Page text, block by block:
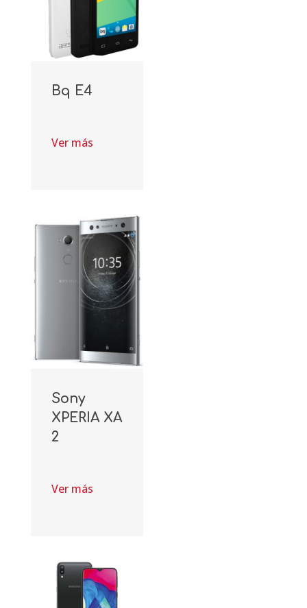
Bq E4
Ver más
Sony
XPERIA XA
2
Ver más